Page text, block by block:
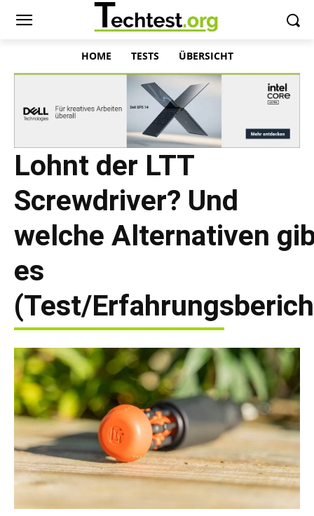
HOME TESTS ÜBERSICHT
Lohnt der LTT
Screwdriver? Und
welche Alternativen
es
(Test/